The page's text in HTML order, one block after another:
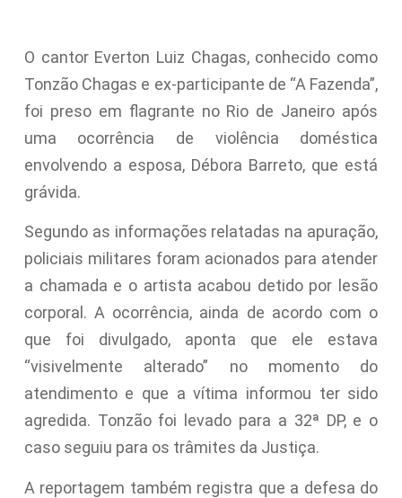
O cantor Everton Luiz Chagas, conhecido como
Tonzão Chagas e ex-participante de “A Fazenda”,
foi preso em flagrante no Rio de Janeiro após
uma ocorrência de violência doméstica
envolvendo a esposa, Débora Barreto, que está
grávida.
Segundo as informações relatadas na apuração,
policiais militares foram acionados para atender
a chamada e o artista acabou detido por lesão
corporal. A ocorrência, ainda de acordo com o
que foi divulgado, aponta que ele estava
“visivelmente alterado” no momento do
atendimento e que a vítima informou ter sido
agredida. Tonzão foi levado para a 32ª DP, e o
caso seguiu para os trâmites da Justiça.
A reportagem também registra que a defesa do